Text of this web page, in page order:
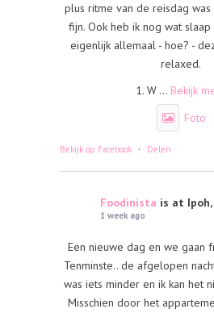
plus ritme van de reisdag was
fijn. Ook heb ik nog wat
eigenlijk allemaal - hoe? -
relaxed.
1. W ... Bekijk
Foto
Bekijk op Facebook · Delen
Foodinista is at Ipoh,
1 week ago
Een nieuwe dag en we gaan
Tenminste.. de afgelopen
was iets minder en ik kan het
Misschien door het